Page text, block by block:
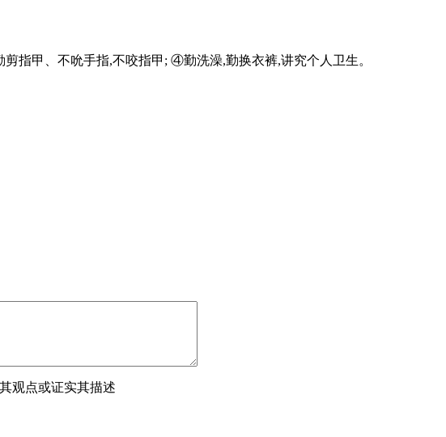
甲、不吮手指,不咬指甲; ④勤洗澡,勤换衣裤,讲究个人卫生。
观点或证实其描述